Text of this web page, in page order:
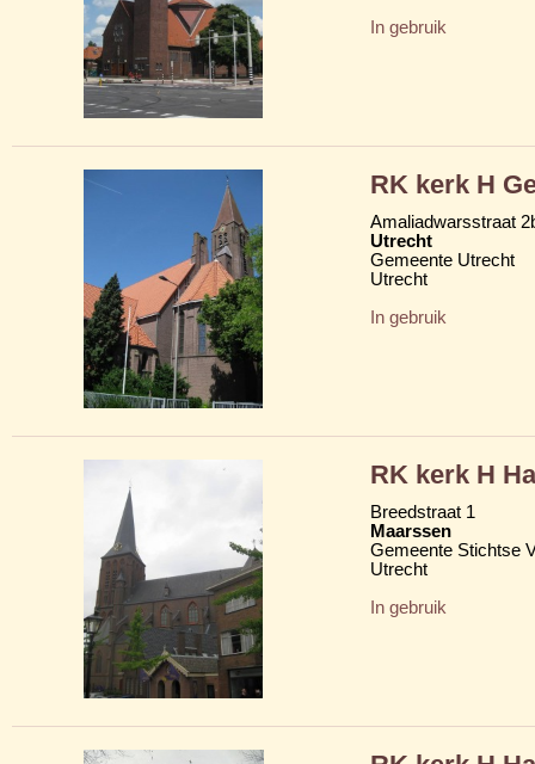
In gebruik
RK kerk H
Amaliadwarsstraat
Utrecht
Gemeente Utrecht
Utrecht
In gebruik
RK kerk H
Breedstraat 1
Maarssen
Gemeente Stichtse
Utrecht
In gebruik